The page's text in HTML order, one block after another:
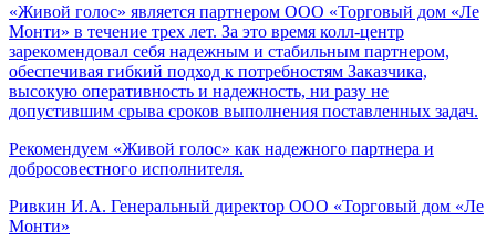
«Живой голос» является партнером ООО «Торговый дом «Ле
Монти» в течение трех лет. За это время колл-центр
зарекомендовал себя надежным и стабильным партнером,
обеспечивая гибкий подход к потребностям Заказчика,
высокую оперативность и надежность, ни разу не
допустившим срыва сроков выполнения поставленных задач.
Рекомендуем «Живой голос» как надежного партнера и
добросовестного исполнителя.
Ривкин И.А. Генеральный директор ООО «Торговый дом «Ле
Монти»